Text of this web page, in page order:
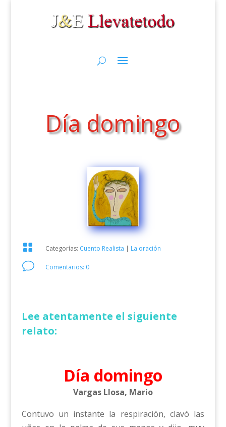
Día domingo
 Categorías: Cuento Realista | La oración
v Comentarios: 0
Lee atentamente el siguiente
relato:
Día domingo
Vargas Llosa, Mario
Contuvo un instante la respiración, clavó las